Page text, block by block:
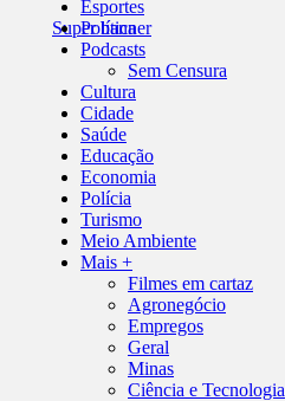
Esportes
Política
Podcasts
Sem Censura
Cultura
Cidade
Saúde
Educação
Economia
Polícia
Turismo
Meio Ambiente
Mais +
Filmes em cartaz
Agronegócio
Empregos
Geral
Minas
Ciência e Tecnologia